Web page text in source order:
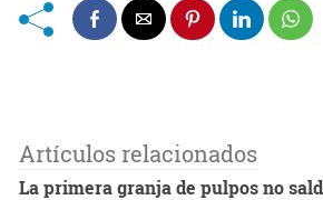
Artículos relacionados
La primera granja de pulpos no